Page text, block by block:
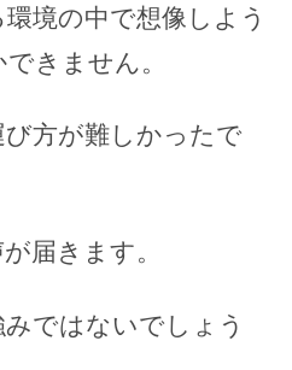
境の中で想像しよう
きません。
方が難しかったで
届きます。
ではないでしょう